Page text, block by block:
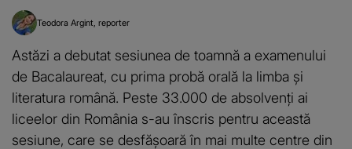
Teodora Argint reporter
Astăzi a debutat sesiunea de toamnă a examenului
de Bacalaureat, cu prima probă orală la limba și
literatura română. Peste 33.000 de absolvenți ai
liceelor din România s-au înscris pentru această
sesiune, care se desfășoară în mai multe centre din